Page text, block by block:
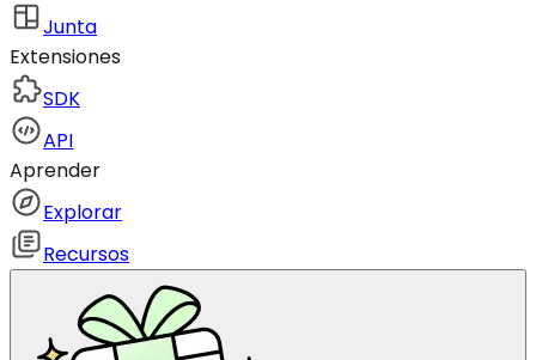
Junta
Extensiones
SDK
API
Aprender
Explorar
Recursos